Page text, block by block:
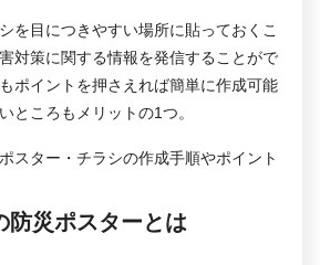
を目につきやすい場所に貼っておくこ
対策に関する情報を発信することがで
ポイントを押さえれば簡単に作成可能
ところもメリットの1つ。
スター・チラシの作成手順やポイント
防災ポスターとは